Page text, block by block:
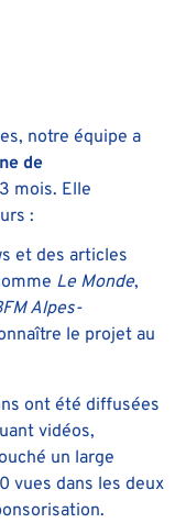
notre équipe a
de
mois. Elle
:
et des articles
Le Monde,
Alpes-
le projet au
ont été diffusées
vidéos,
un large
vues dans les deux